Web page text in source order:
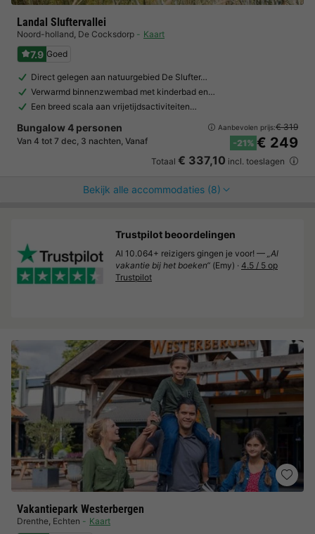
Landal Sluftervallei
Noord-holland, De Cocksdorp Kaart
7.9 Goed
Direct gelegen aan natuurgebied De Slufter…
Verwarmd binnenzwembad met kinderbad en…
Een breed scala aan vrijetijdsactiviteiten…
Bungalow 4 personen
Van 4 tot 7 dec, 3 nachten, Vanaf
Aanbevolen prijs:€ 319
-21% € 249
Totaal € 337,10 incl. toeslagen
Bekijk alle accommodaties (8)
Vakantiepark Westerbergen
Drenthe, Echten Kaart
Trustpilot beoordelingen
Al 10.064+ reizigers gingen je voor! — „Al
vakantie bij het boeken“ (Emy) · 4.5 / 5 op
Trustpilot